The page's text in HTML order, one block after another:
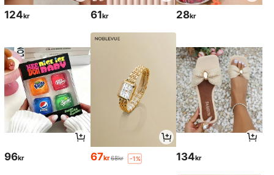
124kr 61kr 28kr
96kr 67kr68kr -1% 134kr